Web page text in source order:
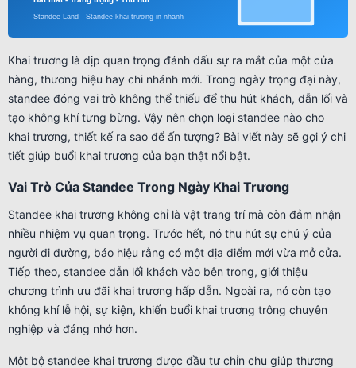
Khai trương là dịp quan trọng đánh dấu sự ra mắt của một cửa
hàng, thương hiệu hay chi nhánh mới. Trong ngày trọng đại này,
standee đóng vai trò không thể thiếu để thu hút khách, dẫn lối và
tạo không khí tưng bừng. Vậy nên chọn loại standee nào cho
khai trương, thiết kế ra sao để ấn tượng? Bài viết này sẽ gợi ý chi
tiết giúp buổi khai trương của bạn thật nổi bật.
Vai Trò Của Standee Trong Ngày Khai Trương
Standee khai trương không chỉ là vật trang trí mà còn đảm nhận
nhiều nhiệm vụ quan trọng. Trước hết, nó thu hút sự chú ý của
người đi đường, báo hiệu rằng có một địa điểm mới vừa mở cửa.
Tiếp theo, standee dẫn lối khách vào bên trong, giới thiệu
chương trình ưu đãi khai trương hấp dẫn. Ngoài ra, nó còn tạo
không khí lễ hội, sự kiện, khiến buổi khai trương trông chuyên
nghiệp và đáng nhớ hơn.
Một bộ standee khai trương được đầu tư chỉn chu giúp thương